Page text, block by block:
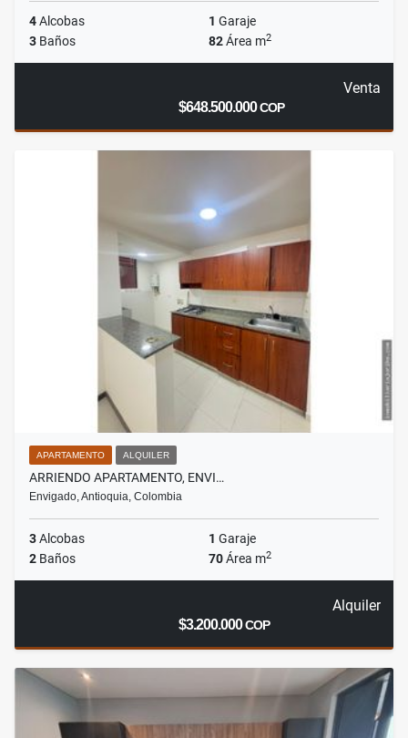
4Alcobas 1 Garaje
3 Baños 82Área m2
Venta
$648.500.000COP
APARTAMENTO ALQUILER
ARRIENDO APARTAMENTO, ENVI…
Envigado, Antioquia, Colombia
3Alcobas 1 Garaje
2 Baños 70Área m2
Alquiler
$3.200.000COP